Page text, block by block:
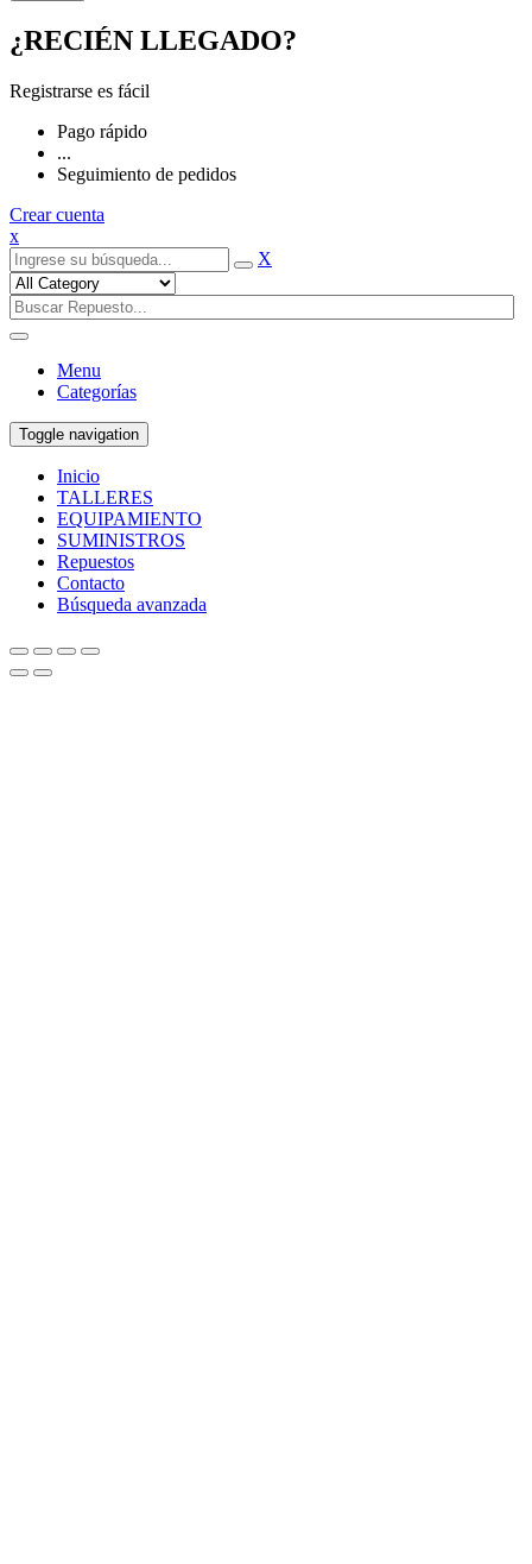
¿RECIÉN LLEGADO?
Registrarse es fácil
Pago rápido
...
Seguimiento de pedidos
Crear cuenta
x
X
Menu
Categorías
Toggle navigation
Inicio
TALLERES
EQUIPAMIENTO
SUMINISTROS
Repuestos
Contacto
Búsqueda avanzada